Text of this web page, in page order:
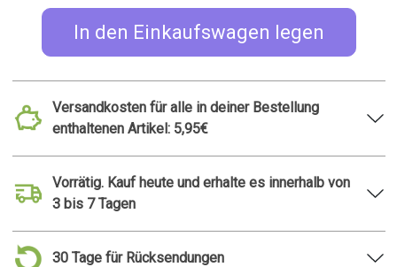
In den Einkaufswagen legen
Versandkosten für alle in deiner Bestellung
enthaltenen Artikel: 5,95€
Vorrätig. Kauf heute und erhalte es innerhalb von
3 bis 7 Tagen
30 Tage für Rücksendungen